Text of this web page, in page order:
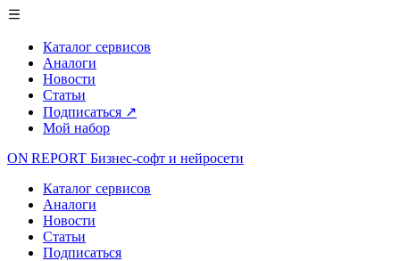
Каталог сервисов
Аналоги
Новости
Статьи
Подписаться ↗
Мой набор
ON REPORT Бизнес-софт и нейросети
Каталог сервисов
Аналоги
Новости
Статьи
Подписаться